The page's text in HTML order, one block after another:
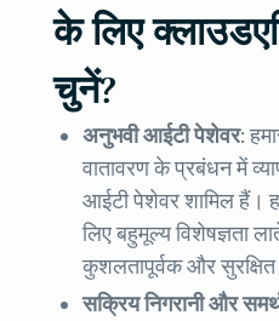
के लिए
चुनें?
अनुभवी आईटी पेशेवर:
वातावरण के प्रबंधन में
आईटी पेशेवर शामिल हैं।
लिए बहुमूल्य विशेषज्ञता
कुशलतापूर्वक और
सक्रिय निगरानी और